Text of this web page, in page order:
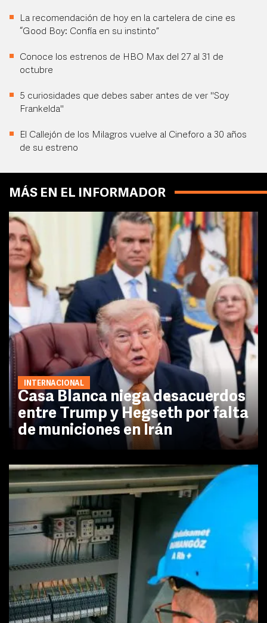
La recomendación de hoy en la cartelera de cine es
“Good Boy: Confía en su instinto”
Conoce los estrenos de HBO Max del 27 al 31 de
octubre
5 curiosidades que debes saber antes de ver "Soy
Frankelda"
El Callejón de los Milagros vuelve al Cineforo a 30 años
de su estreno
MÁS EN EL INFORMADOR
INTERNACIONAL
Casa Blanca niega desacuerdos
entre Trump y Hegseth por falta
de municiones en Irán